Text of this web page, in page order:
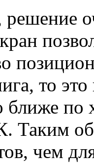
то
ближе по
Таким
чем